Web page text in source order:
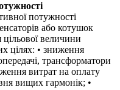
потужності
або котушок
цільової величини
цілях: • зниження
трансформатори
витрат на оплату
вищих гармонік; •